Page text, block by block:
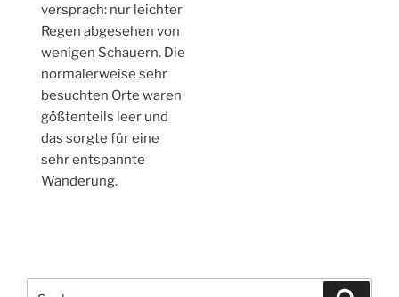
versprach: nur leichter
Regen abgesehen von
wenigen Schauern. Die
normalerweise sehr
besuchten Orte waren
gößtenteils leer und
das sorgte für eine
sehr entspannte
Wanderung.